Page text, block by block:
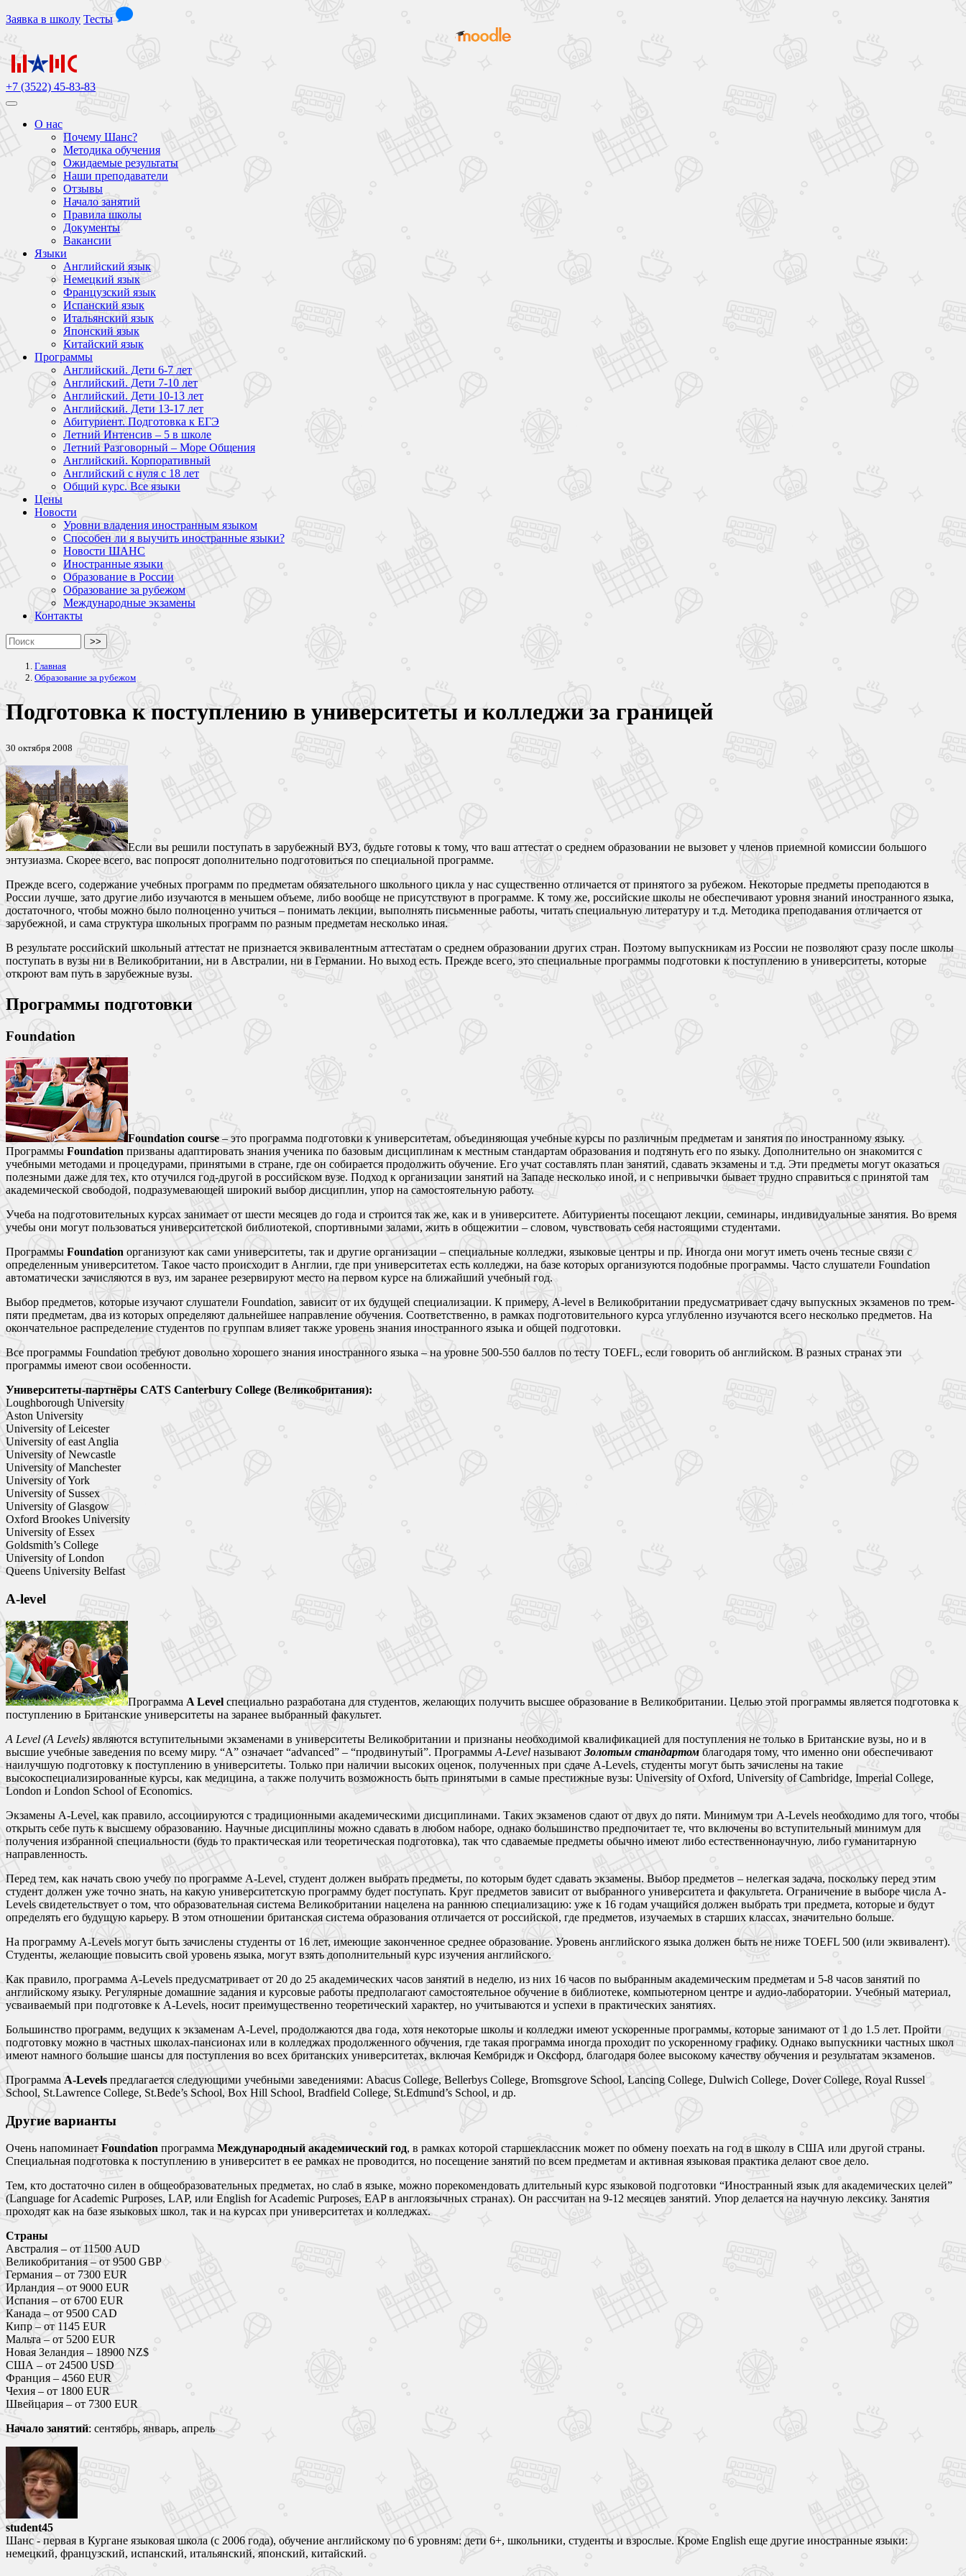
Заявка в школу Тесты
+7 (3522) 45-83-83
О нас
Почему Шанс?
Методика обучения
Ожидаемые результаты
Наши преподаватели
Отзывы
Начало занятий
Правила школы
Документы
Вакансии
Языки
Английский язык
Немецкий язык
Французский язык
Испанский язык
Итальянский язык
Японский язык
Китайский язык
Программы
Английский. Дети 6-7 лет
Английский. Дети 7-10 лет
Английский. Дети 10-13 лет
Английский. Дети 13-17 лет
Абитуриент. Подготовка к ЕГЭ
Летний Интенсив – 5 в школе
Летний Разговорный – Море Общения
Английский. Корпоративный
Английский с нуля с 18 лет
Общий курс. Все языки
Цены
Новости
Уровни владения иностранным языком
Способен ли я выучить иностранные языки?
Новости ШАНС
Иностранные языки
Образование в России
Образование за рубежом
Международные экзамены
Контакты
>>
Главная
Образование за рубежом
Подготовка к поступлению в университеты и колледжи за границей
30 октября 2008
Если вы решили поступать в зарубежный ВУЗ, будьте готовы к тому, что ваш аттестат о среднем образовании не вызовет у членов приемной комиссии большого
энтузиазма. Скорее всего, вас попросят дополнительно подготовиться по специальной программе.
Прежде всего, содержание учебных программ по предметам обязательного школьного цикла у нас существенно отличается от принятого за рубежом. Некоторые предметы преподаются в
России лучше, зато другие либо изучаются в меньшем объеме, либо вообще не присутствуют в программе. К тому же, российские школы не обеспечивают уровня знаний иностранного языка,
достаточного, чтобы можно было полноценно учиться – понимать лекции, выполнять письменные работы, читать специальную литературу и т.д. Методика преподавания отличается от
зарубежной, и сама структура школьных программ по разным предметам несколько иная.
В результате российский школьный аттестат не признается эквивалентным аттестатам о среднем образовании других стран. Поэтому выпускникам из России не позволяют сразу после школы
поступать в вузы ни в Великобритании, ни в Австралии, ни в Германии. Но выход есть. Прежде всего, это специальные программы подготовки к поступлению в университеты, которые
откроют вам путь в зарубежные вузы.
Программы подготовки
Foundation
Foundation course – это программа подготовки к университетам, объединяющая учебные курсы по различным предметам и занятия по иностранному языку.
Программы Foundation призваны адаптировать знания ученика по базовым дисциплинам к местным стандартам образования и подтянуть его по языку. Дополнительно он знакомится с
учебными методами и процедурами, принятыми в стране, где он собирается продолжить обучение. Его учат составлять план занятий, сдавать экзамены и т.д. Эти предметы могут оказаться
полезными даже для тех, кто отучился год-другой в российском вузе. Подход к организации занятий на Западе несколько иной, и с непривычки бывает трудно справиться с принятой там
академической свободой, подразумевающей широкий выбор дисциплин, упор на самостоятельную работу.
Учеба на подготовительных курсах занимает от шести месяцев до года и строится так же, как и в университете. Абитуриенты посещают лекции, семинары, индивидуальные занятия. Во время
учебы они могут пользоваться университетской библиотекой, спортивными залами, жить в общежитии – словом, чувствовать себя настоящими студентами.
Программы Foundation организуют как сами университеты, так и другие организации – специальные колледжи, языковые центры и пр. Иногда они могут иметь очень тесные связи с
определенным университетом. Такое часто происходит в Англии, где при университетах есть колледжи, на базе которых организуются подобные программы. Часто слушатели Foundation
автоматически зачисляются в вуз, им заранее резервируют место на первом курсе на ближайший учебный год.
Выбор предметов, которые изучают слушатели Foundation, зависит от их будущей специализации. К примеру, A-level в Великобритании предусматривает сдачу выпускных экзаменов по трем-
пяти предметам, два из которых определяют дальнейшее направление обучения. Соответственно, в рамках подготовительного курса углубленно изучаются всего несколько предметов. На
окончательное распределение студентов по группам влияет также уровень знания иностранного языка и общей подготовки.
Все программы Foundation требуют довольно хорошего знания иностранного языка – на уровне 500-550 баллов по тесту TOEFL, если говорить об английском. В разных странах эти
программы имеют свои особенности.
Университеты-партнёры CATS Canterbury College (Великобритания):
Loughborough University
Aston University
University of Leicester
University of east Anglia
University of Newcastle
University of Manchester
University of York
University of Sussex
University of Glasgow
Oxford Brookes University
University of Essex
Goldsmith’s College
University of London
Queens University Belfast
A-level
Программа A Level специально разработана для студентов, желающих получить высшее образование в Великобритании. Целью этой программы является подготовка к
поступлению в Британские университеты на заранее выбранный факультет.
A Level (A Levels) являются вступительными экзаменами в университеты Великобритании и признаны необходимой квалификацией для поступления не только в Британские вузы, но и в
высшие учебные заведения по всему миру. “А” означает “advanced” – “продвинутый”. Программы A-Level называют Золотым стандартом благодаря тому, что именно они обеспечивают
наилучшую подготовку к поступлению в университеты. Только при наличии высоких оценок, полученных при сдаче A-Levels, студенты могут быть зачислены на такие
высокоспециализированные курсы, как медицина, а также получить возможность быть принятыми в самые престижные вузы: University of Oxford, University of Cambridge, Imperial College,
London и London School of Economics.
Экзамены A-Level, как правило, ассоциируются с традиционными академическими дисциплинами. Таких экзаменов сдают от двух до пяти. Минимум три A-Levels необходимо для того, чтобы
открыть себе путь к высшему образованию. Научные дисциплины можно сдавать в любом наборе, однако большинство предпочитает те, что включены во вступительный минимум для
получения избранной специальности (будь то практическая или теоретическая подготовка), так что сдаваемые предметы обычно имеют либо естественнонаучную, либо гуманитарную
направленность.
Перед тем, как начать свою учебу по программе A-Level, студент должен выбрать предметы, по которым будет сдавать экзамены. Выбор предметов – нелегкая задача, поскольку перед этим
студент должен уже точно знать, на какую университетскую программу будет поступать. Круг предметов зависит от выбранного университета и факультета. Ограничение в выборе числа A-
Levels свидетельствует о том, что образовательная система Великобритании нацелена на раннюю специализацию: уже к 16 годам учащийся должен выбрать три предмета, которые и будут
определять его будущую карьеру. В этом отношении британская система образования отличается от российской, где предметов, изучаемых в старших классах, значительно больше.
На программу A-Levels могут быть зачислены студенты от 16 лет, имеющие законченное среднее образование. Уровень английского языка должен быть не ниже TOEFL 500 (или эквивалент).
Студенты, желающие повысить свой уровень языка, могут взять дополнительный курс изучения английского.
Как правило, программа A-Levels предусматривает от 20 до 25 академических часов занятий в неделю, из них 16 часов по выбранным академическим предметам и 5-8 часов занятий по
английскому языку. Регулярные домашние задания и курсовые работы предполагают самостоятельное обучение в библиотеке, компьютерном центре и аудио-лаборатории. Учебный материал,
усваиваемый при подготовке к A-Levels, носит преимущественно теоретический характер, но учитываются и успехи в практических занятиях.
Большинство программ, ведущих к экзаменам A-Level, продолжаются два года, хотя некоторые школы и колледжи имеют ускоренные программы, которые занимают от 1 до 1.5 лет. Пройти
подготовку можно в частных школах-пансионах или в колледжах продолженного обучения, где такая программа иногда проходит по ускоренному графику. Однако выпускники частных школ
имеют намного большие шансы для поступления во всех британских университетах, включая Кембридж и Оксфорд, благодаря более высокому качеству обучения и результатам экзаменов.
Программа A-Levels предлагается следующими учебными заведениями: Abacus College, Bellerbys College, Bromsgrove School, Lancing College, Dulwich College, Dover College, Royal Russel
School, St.Lawrence College, St.Bede’s School, Box Hill School, Bradfield College, St.Edmund’s School, и др.
Другие варианты
Очень напоминает Foundation программа Международный академический год, в рамках которой старшеклассник может по обмену поехать на год в школу в США или другой страны.
Специальная подготовка к поступлению в университет в ее рамках не проводится, но посещение занятий по всем предметам и активная языковая практика делают свое дело.
Тем, кто достаточно силен в общеобразовательных предметах, но слаб в языке, можно порекомендовать длительный курс языковой подготовки “Иностранный язык для академических целей”
(Language for Academic Purposes, LAP, или English for Academic Purposes, EAP в англоязычных странах). Он рассчитан на 9-12 месяцев занятий. Упор делается на научную лексику. Занятия
проходят как на базе языковых школ, так и на курсах при университетах и колледжах.
Страны
Австралия – от 11500 AUD
Великобритания – от 9500 GBP
Германия – от 7300 EUR
Ирландия – от 9000 EUR
Испания – от 6700 EUR
Канада – от 9500 CAD
Кипр – от 1145 EUR
Мальта – от 5200 EUR
Новая Зеландия – 18900 NZ$
США – от 24500 USD
Франция – 4560 EUR
Чехия – от 1800 EUR
Швейцария – от 7300 EUR
Начало занятий: сентябрь, январь, апрель
student45
Шанс - первая в Кургане языковая школа (с 2006 года), обучение английскому по 6 уровням: дети 6+, школьники, студенты и взрослые. Кроме English еще другие иностранные языки:
немецкий, французский, испанский, итальянский, японский, китайский.